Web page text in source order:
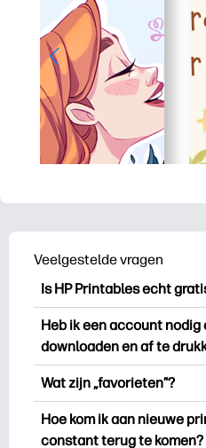
Veelgestelde vragen
Is HP Printables echt
HP Printables biedt meer
gratis printables om te
kleurplaten, leuke
knutselwerkjes en
gelegenheden, planners,
Heb ik een account nodig
downloaden en af te
Je kunt ontdekken en
account aan te maken.
aanmeldt, kunt u uw
opslaan en deze
Wat zijn „favorieten”?
Favorieten is je
favoriete printables. Als u
Hoe kom ik aan nieuwe
constant terug te komen?